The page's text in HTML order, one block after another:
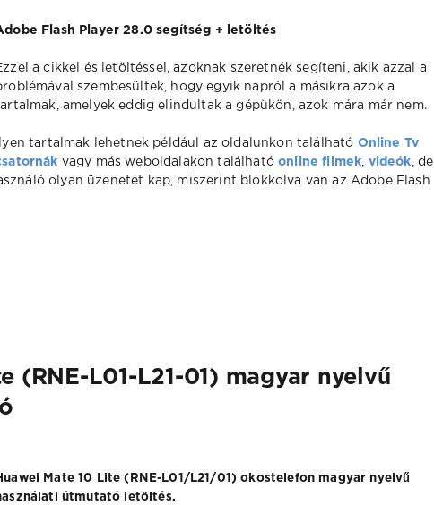
Flash Player 28.0 segítség + letöltés
a cikkel és letöltéssel, azoknak szeretnék segíteni, akik azzal a
szembesültek, hogy egyik napról a másikra azok a
amelyek eddig elindultak a gépükön, azok mára már nem.
Ilyen tartalmak lehetnek például az oldalunkon található Online Tv
vagy más weboldalakon találhatóonline filmek videók , de
olyan üzenetet kap, miszerint blokkolva van az Adobe Flash
(RNE-L01-L21-01) magyar nyelvű
Mate 10 Lite (RNE-L01/L21/01) okostelefon magyar nyelvű
útmutató letöltés.